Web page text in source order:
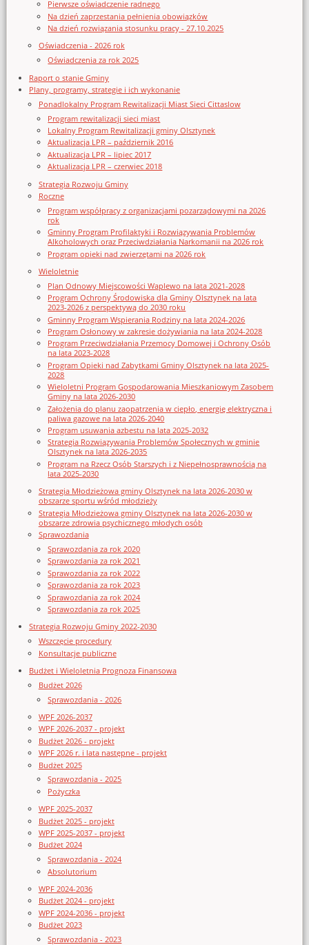
Pierwsze oświadczenie radnego
Na dzień zaprzestania pełnienia obowiązków
Na dzień rozwiązania stosunku pracy - 27.10.2025
Oświadczenia - 2026 rok
Oświadczenia za rok 2025
Raport o stanie Gminy
Plany, programy, strategie i ich wykonanie
Ponadlokalny Program Rewitalizacji Miast Sieci Cittaslow
Program rewitalizacji sieci miast
Lokalny Program Rewitalizacji gminy Olsztynek
Aktualizacja LPR – październik 2016
Aktualizacja LPR – lipiec 2017
Aktualizacja LPR – czerwiec 2018
Strategia Rozwoju Gminy
Roczne
Program współpracy z organizacjami pozarządowymi na 2026
rok
Gminny Program Profilaktyki i Rozwiązywania Problemów
Alkoholowych oraz Przeciwdziałania Narkomanii na 2026 rok
Program opieki nad zwierzętami na 2026 rok
Wieloletnie
Plan Odnowy Miejscowości Waplewo na lata 2021-2028
Program Ochrony Środowiska dla Gminy Olsztynek na lata
2023-2026 z perspektywą do 2030 roku
Gminny Program Wspierania Rodziny na lata 2024-2026
Program Osłonowy w zakresie dożywiania na lata 2024-2028
Program Przeciwdziałania Przemocy Domowej i Ochrony Osób
na lata 2023-2028
Program Opieki nad Zabytkami Gminy Olsztynek na lata 2025-
2028
Wieloletni Program Gospodarowania Mieszkaniowym Zasobem
Gminy na lata 2026-2030
Założenia do planu zaopatrzenia w ciepło, energię elektryczna i
paliwa gazowe na lata 2026-2040
Program usuwania azbestu na lata 2025-2032
Strategia Rozwiązywania Problemów Społecznych w gminie
Olsztynek na lata 2026-2035
Program na Rzecz Osób Starszych i z Niepełnosprawnością na
lata 2025-2030
Strategia Młodzieżowa gminy Olsztynek na lata 2026-2030 w
obszarze sportu wśród młodzieży
Strategia Młodzieżowa gminy Olsztynek na lata 2026-2030 w
obszarze zdrowia psychicznego młodych osób
Sprawozdania
Sprawozdania za rok 2020
Sprawozdania za rok 2021
Sprawozdania za rok 2022
Sprawozdania za rok 2023
Sprawozdania za rok 2024
Sprawozdania za rok 2025
Strategia Rozwoju Gminy 2022-2030
Wszczęcie procedury
Konsultacje publiczne
Budżet i Wieloletnia Prognoza Finansowa
Budżet 2026
Sprawozdania - 2026
WPF 2026-2037
WPF 2026-2037 - projekt
Budżet 2026 - projekt
WPF 2026 r. i lata następne - projekt
Budżet 2025
Sprawozdania - 2025
Pożyczka
WPF 2025-2037
Budżet 2025 - projekt
WPF 2025-2037 - projekt
Budżet 2024
Sprawozdania - 2024
Absolutorium
WPF 2024-2036
Budżet 2024 - projekt
WPF 2024-2036 - projekt
Budżet 2023
Sprawozdania - 2023